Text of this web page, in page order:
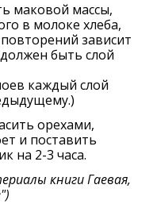
маковой массы,
в молоке хлеба,
зависит
быть слой
каждый слой
орехами,
и поставить
на 2-3 часа.
книгиГаевая,
)